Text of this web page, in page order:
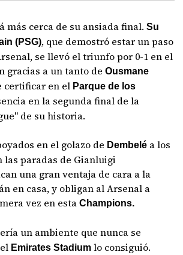
más cerca de su ansiada final.Su
(PSG), que demostró estar un paso
se llevó el triunfo por 0-1 en el
gracias a un tanto deOusmane
certificar en el Parque de los
en la segunda final de la
de su historia.
en el golazo de Dembelé a los
las paradas de Gianluigi
una gran ventaja de cara a la
en casa, y obligan al Arsenal a
vez en estaChampions.
un ambiente que nunca se
Emirates Stadiumlo consiguió.